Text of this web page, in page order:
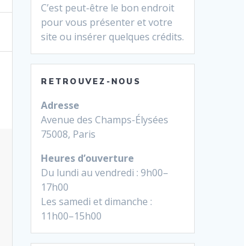
C’est peut-être le bon endroit
pour vous présenter et votre
site ou insérer quelques crédits.
RETROUVEZ-NOUS
Adresse
Avenue des Champs-Élysées
75008, Paris
Heures d’ouverture
Du lundi au vendredi : 9h00–
17h00
Les samedi et dimanche :
11h00–15h00